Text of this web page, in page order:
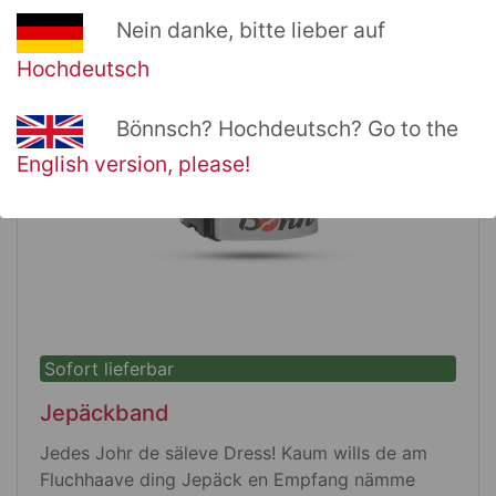
Nein danke, bitte lieber auf
Hochdeutsch
Bönnsch? Hochdeutsch? Go to the
English version, please!
de EU
et jonn 0,3 l renn
Ø 80 mm
en de Maschin ze spöhle noh DIN 12875
Sofort lieferbar
Jepäckband
Jedes Johr de säleve Dress! Kaum wills de am
Fluchhaave ding Jepäck en Empfang nämme